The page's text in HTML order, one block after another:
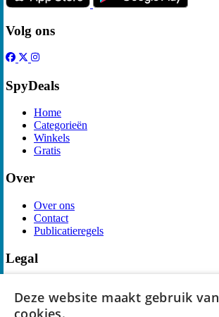
Volg ons
SpyDeals
Home
Categorieën
Winkels
Gratis
Over
Over ons
Contact
Publicatieregels
Legal
Cookieverklaring
Algemene Voorwaarden
Deze website maakt gebruik van
cookies.